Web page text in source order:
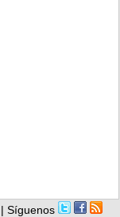
| Síguenos